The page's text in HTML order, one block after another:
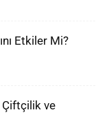
Etkiler Mi?
Çiftçilik ve